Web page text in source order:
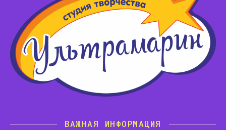
ВАЖНАЯ ИНФОРМАЦИЯ